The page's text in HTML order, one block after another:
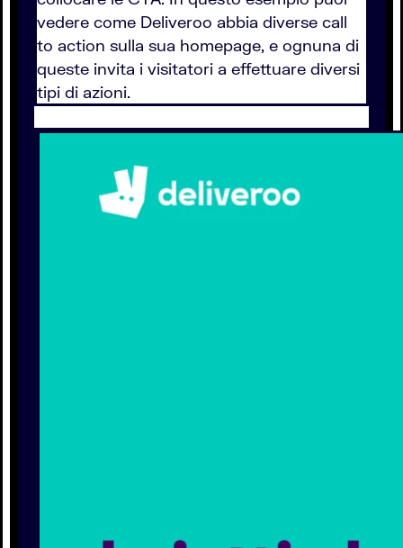
vedere come Deliveroo abbia diverse call
to action sulla sua homepage, e ognuna di
queste invita i visitatori a effettuare diversi
tipi di azioni.